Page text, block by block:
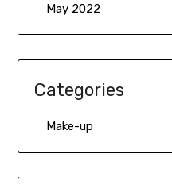
May 2022
Categories
Make-up